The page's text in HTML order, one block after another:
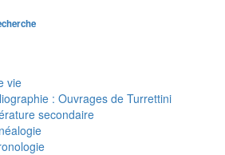
vie
: Ouvrages de Turrettini
secondaire